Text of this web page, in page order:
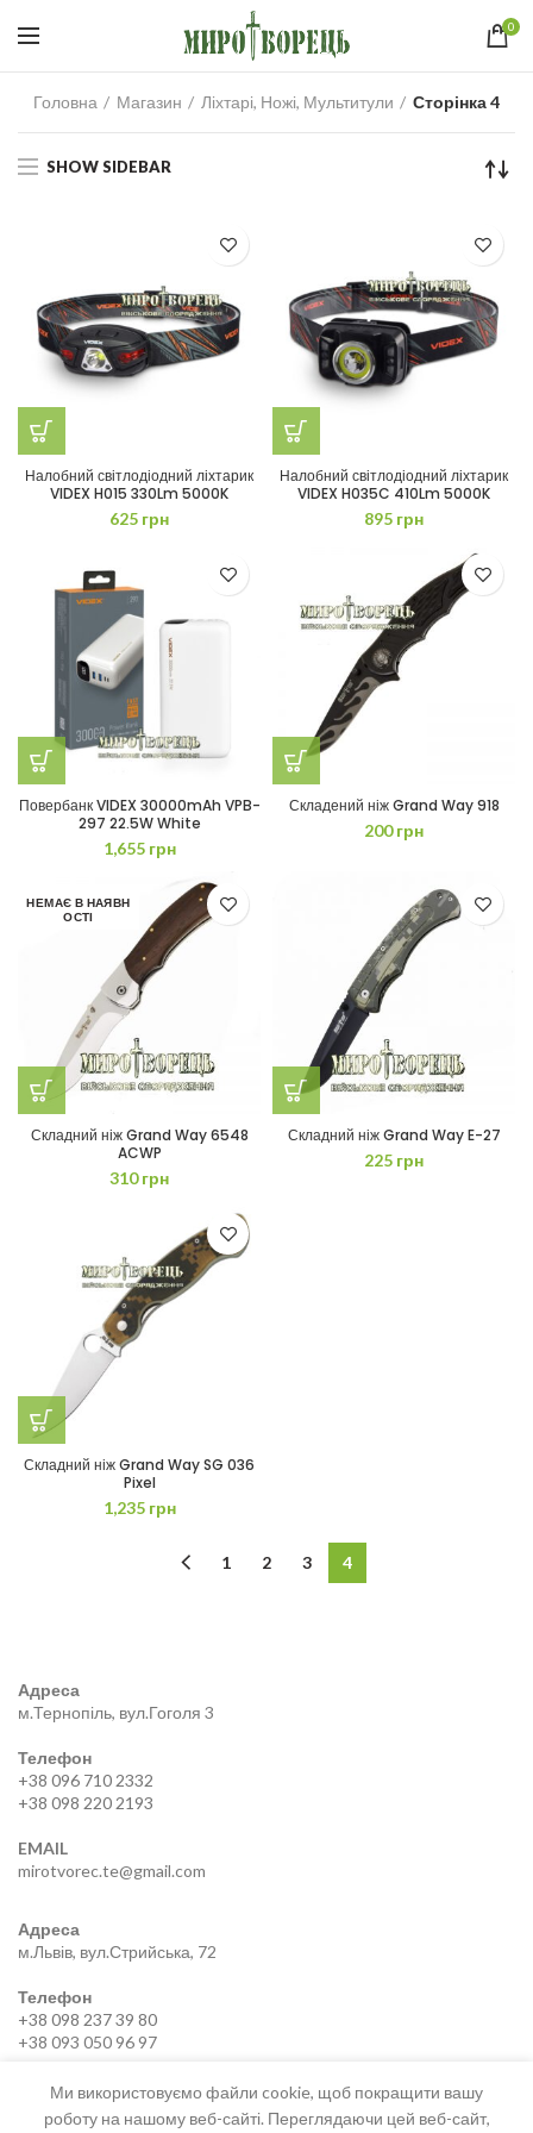
0
Головна Магазин Ліхтарі, Ножі, Мультитули Сторінка 4
SHOW SIDEBAR
Налобний світлодіодний ліхтарик
VIDEX H015 330Lm 5000K
625 грн
Налобний світлодіодний ліхтарик
VIDEX H035C 410Lm 5000K
895 грн
Повербанк VIDEX 30000mAh VPB-
297 22.5W White
1,655 грн
Складений ніж Grand Way 918
200грн
НЕМАЄ В НАЯВН
ОСТІ
Складний ніж Grand Way 6548
ACWP
310грн
Складний ніж Grand Way E-27
225 грн
Складний ніж Grand Way SG 036
Pixel
1,235 грн
1 2 3 4
Адреса
м.Тернопіль, вул.Гоголя 3
Телефон
+38 096 710 2332
+38 098 220 2193
EMAIL
mirotvorec.te@gmail.com
Адреса
м.Львів, вул.Стрийська, 72
Телефон
+38 098 237 39 80
+38 093 050 96 97
EMAIL
mirotvorec.lviv@gmail.com
Ми використовуємо файли cookie, щоб покращити вашу
роботу на нашому веб-сайті. Переглядаючи цей веб-сайт,